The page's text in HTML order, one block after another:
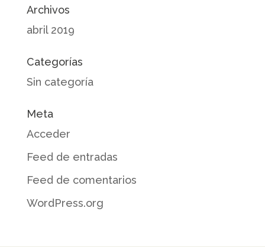
Archivos
abril 2019
Categorías
Sin categoría
Meta
Acceder
Feed de entradas
Feed de comentarios
WordPress.org